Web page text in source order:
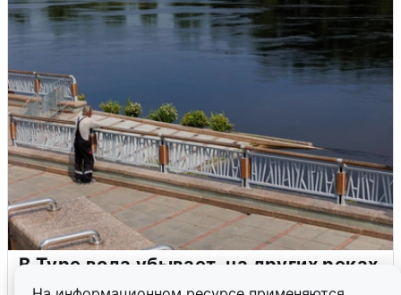
В Туре вода убывает, на других реках
области прибывает